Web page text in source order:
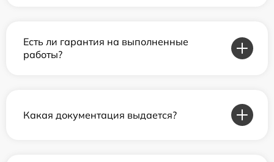
Есть ли гарантия на выполненные
работы?
Какая документация выдается?